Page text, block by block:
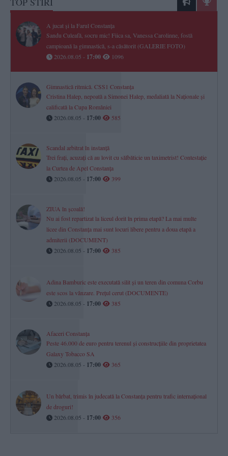
A jucat și la Farul Constanța
Sandu Culeafă, socru mic! Fiica sa, Vanessa Carolinne, fostă
campioană la gimnastică, s-a căsătorit (GALERIE FOTO)
2026.08.05 - 17:00 1096
Gimnastică ritmică. CSS1 Constanța
Cristina Halep, nepoată a Simonei Halep, medaliată la Naționale și
calificată la Cupa României
2026.08.05 - 17:00 585
Scandal arbitrat în instanță
Trei frați, acuzați că au lovit cu sălbăticie un taximetrist! Contestație
la Curtea de Apel Constanța
2026.08.05 - 17:00 399
ZIUA în școală!
Nu ai fost repartizat la liceul dorit în prima etapă? La mai multe
licee din Constanța mai sunt locuri libere pentru a doua etapă a
admiterii (DOCUMENT)
2026.08.05 - 17:00 385
Adina Bamburic este executată silit și un teren din comuna Corbu
este scos la vânzare. Prețul cerut (DOCUMENTE)
2026.08.05 - 17:00 385
Afaceri Constanța
Peste 46.000 de euro pentru terenul și construcțiile din proprietatea
Galaxy Tobacco SA
2026.08.05 - 17:00 365
Un bărbat, trimis în judecată la Constanța pentru trafic internațional
de droguri!
2026.08.05 - 17:00 356